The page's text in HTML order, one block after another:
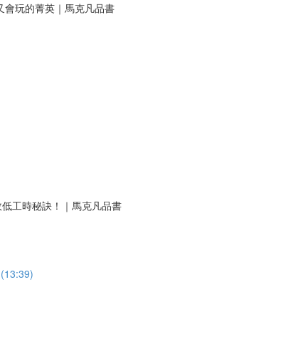
會玩的菁英｜馬克凡品書
工時秘訣！｜馬克凡品書